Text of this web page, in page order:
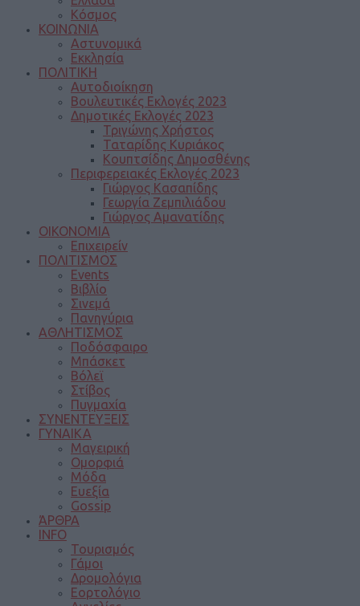
Κόσμος
ΚΟΙΝΩΝΙΑ
Αστυνομικά
Εκκλησία
ΠΟΛΙΤΙΚΗ
Αυτοδιοίκηση
Βουλευτικές Εκλογές 2023
Δημοτικές Εκλογές 2023
Τριγώνης Χρήστος
Ταταρίδης Κυριάκος
Κουπτσίδης Δημοσθένης
Περιφερειακές Εκλογές 2023
Γιώργος Κασαπίδης
Γεωργία Ζεμπιλιάδου
Γιώργος Αμανατίδης
ΟΙΚΟΝΟΜΙΑ
Επιχειρείν
ΠΟΛΙΤΙΣΜΟΣ
Events
Βιβλίο
Σινεμά
Πανηγύρια
ΑΘΛΗΤΙΣΜΟΣ
Ποδόσφαιρο
Μπάσκετ
Βόλεϊ
Στίβος
Πυγμαχία
ΣΥΝΕΝΤΕΥΞΕΙΣ
ΓΥΝΑΙΚΑ
Μαγειρική
Ομορφιά
Μόδα
Ευεξία
Gossip
ΆΡΘΡΑ
INFO
Τουρισμός
Γάμοι
Δρομολόγια
Εορτολόγιο